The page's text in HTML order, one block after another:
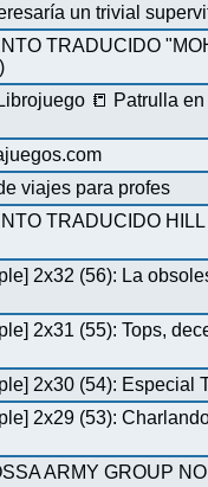
un trivial
TRADUCIDO
Librojuego 📒 Patrulla
viajes para profes
TRADUCIDO
2x32 (56): La
2x31 (55): Tops,
2x30 (54): Especial
2x29 (53):
ARMY GROUP